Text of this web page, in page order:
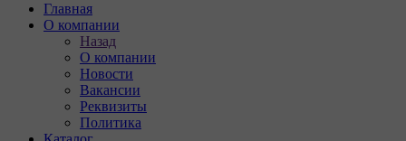
Главная
О компании
Назад
О компании
Новости
Вакансии
Реквизиты
Политика